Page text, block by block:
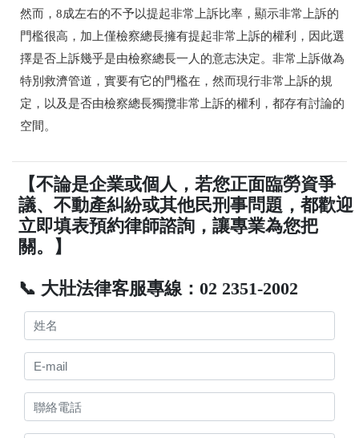
然而，8成左右的不予以提起非常上訴比率，顯示非常上訴的
門檻很高，加上僅檢察總長擁有提起非常上訴的權利，因此選
擇是否上訴幾乎是由檢察總長一人的意志決定。非常上訴做為
特別救濟管道，實要有它的門檻在，然而現行非常上訴的規
定，以及是否由檢察總長獨攬非常上訴的權利，都存有討論的
空間。
【不論是企業或個人，若您正面臨勞資爭
議、不動產糾紛或其他民刑事問題，都歡迎
立即填表預約律師諮詢，讓專業為您把
關。】
📞 大壯法律客服專線：02 2351-2002